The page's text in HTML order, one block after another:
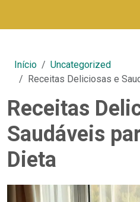
Início
Uncategorized
Receitas Deliciosas e
Receitas
Saudáveis
Dieta